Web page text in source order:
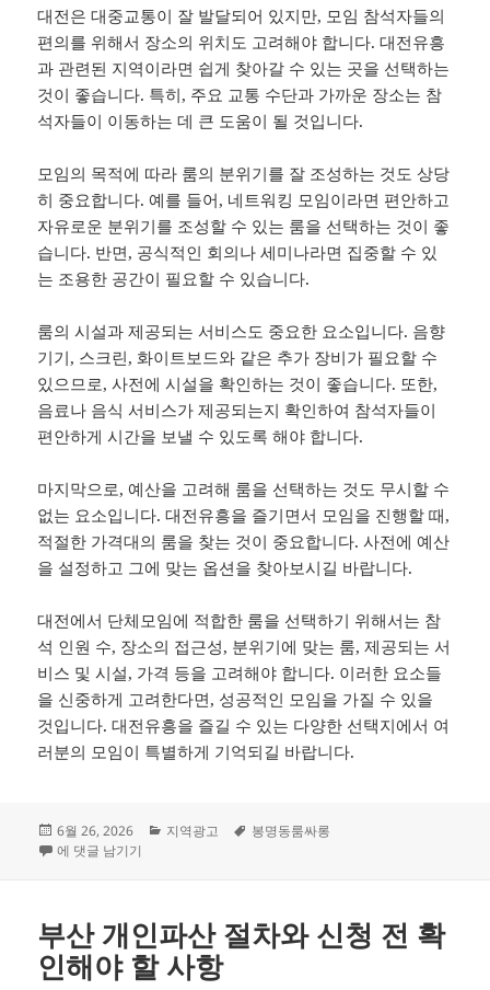
대전은 대중교통이 잘 발달되어 있지만, 모임 참석자들의
편의를 위해서 장소의 위치도 고려해야 합니다. 대전유흥
과 관련된 지역이라면 쉽게 찾아갈 수 있는 곳을 선택하는
것이 좋습니다. 특히, 주요 교통 수단과 가까운 장소는 참
석자들이 이동하는 데 큰 도움이 될 것입니다.
모임의 목적에 따라 룸의 분위기를 잘 조성하는 것도 상당
히 중요합니다. 예를 들어, 네트워킹 모임이라면 편안하고
자유로운 분위기를 조성할 수 있는 룸을 선택하는 것이 좋
습니다. 반면, 공식적인 회의나 세미나라면 집중할 수 있
는 조용한 공간이 필요할 수 있습니다.
룸의 시설과 제공되는 서비스도 중요한 요소입니다. 음향
기기, 스크린, 화이트보드와 같은 추가 장비가 필요할 수
있으므로, 사전에 시설을 확인하는 것이 좋습니다. 또한,
음료나 음식 서비스가 제공되는지 확인하여 참석자들이
편안하게 시간을 보낼 수 있도록 해야 합니다.
마지막으로, 예산을 고려해 룸을 선택하는 것도 무시할 수
없는 요소입니다. 대전유흥을 즐기면서 모임을 진행할 때,
적절한 가격대의 룸을 찾는 것이 중요합니다. 사전에 예산
을 설정하고 그에 맞는 옵션을 찾아보시길 바랍니다.
대전에서 단체모임에 적합한 룸을 선택하기 위해서는 참
석 인원 수, 장소의 접근성, 분위기에 맞는 룸, 제공되는 서
비스 및 시설, 가격 등을 고려해야 합니다. 이러한 요소들
을 신중하게 고려한다면, 성공적인 모임을 가질 수 있을
것입니다. 대전유흥을 즐길 수 있는 다양한 선택지에서 여
러분의 모임이 특별하게 기억되길 바랍니다.
작
성
6월 26, 2026
카
지역광고
태
봉명동룸싸롱
대전 단체모임에 적합한 룸을 선택하는 방법
에 댓글 남기기
부산 개인파산 절차와 신청 전 확
인해야 할 사항